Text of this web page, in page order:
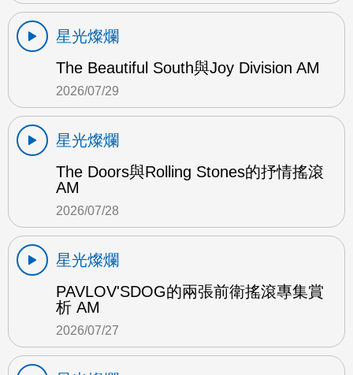
星光燦爛
The Beautiful South與Joy Division AM
2026/07/29
星光燦爛
The Doors與Rolling Stones的抒情搖滾
AM
2026/07/28
星光燦爛
PAVLOV'SDOG的兩張前衛搖滾專集賞
析 AM
2026/07/27